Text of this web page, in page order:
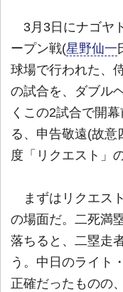
3月3日にナゴヤ
ープン戦(星野仙一
球場で行われた、
の試合を、ダブル
くこの2試合で開
る、申告敬遠(故意
度「リクエスト」
まずはリクエス
の場面だ。二死満
落ちると、二塁走
う。中日のライト
正確だったものの